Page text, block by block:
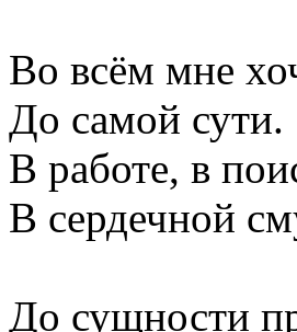
Во всём мне
До самой сути.
В работе, в
В сердечной
До сущности